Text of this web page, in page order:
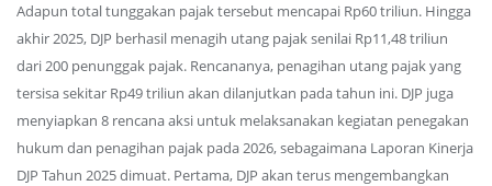
Adapun total tunggakan pajak tersebut mencapai Rp60 triliun. Hingga
akhir 2025, DJP berhasil menagih utang pajak senilai Rp11,48 triliun
dari 200 penunggak pajak. Rencananya, penagihan utang pajak yang
tersisa sekitar Rp49 triliun akan dilanjutkan pada tahun ini. DJP juga
menyiapkan 8 rencana aksi untuk melaksanakan kegiatan penegakan
hukum dan penagihan pajak pada 2026, sebagaimana Laporan Kinerja
DJP Tahun 2025 dimuat. Pertama, DJP akan terus mengembangkan